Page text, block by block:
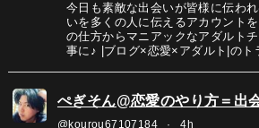
今日も素敵な出会いが皆様に伝わ
いを多くの人に伝えるアカウント
の仕方からマニアックなアダルト
事に♪ |ブログ×恋愛×アダルト|のト
ぺぎそん@恋愛のやり方＝出
@kourou67107184 · 4h